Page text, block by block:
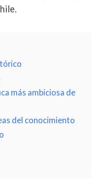
más ambiciosa de
del conocimiento